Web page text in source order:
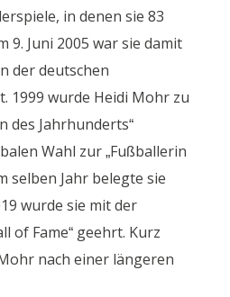
in denen sie 83
9. Juni 2005 war sie damit
der deutschen
1999 wurde Heidi Mohr zu
des Jahrhunderts“
Wahl zur „Fußballerin
selben Jahr belegte sie
wurde sie mit der
of Fame“ geehrt. Kurz
nach einer längeren